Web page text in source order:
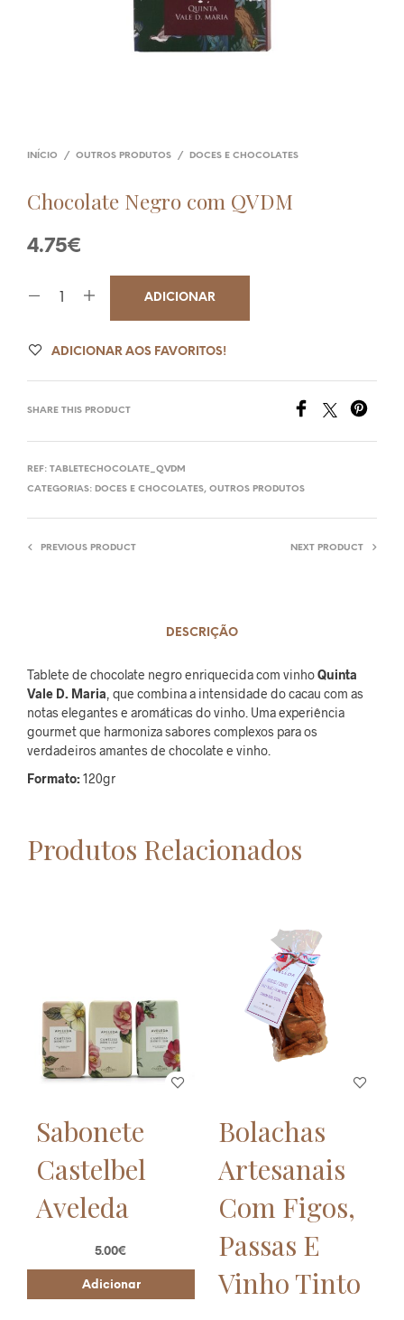
INÍCIO / OUTROS PRODUTOS / DOCES E CHOCOLATES
Chocolate Negro com QVDM
4.75€
ADICIONAR
ADICIONAR AOS FAVORITOS!
SHARE THIS PRODUCT
REF: TABLETECHOCOLATE_QVDM
CATEGORIAS: DOCES E CHOCOLATES, OUTROS PRODUTOS
PREVIOUS PRODUCT NEXT PRODUCT
DESCRIÇÃO
Tablete de chocolate negro enriquecida com vinhoQuinta
Vale D. Maria , que combina a intensidade do cacau com as
notas elegantes e aromáticas do vinho. Uma experiência
gourmet que harmoniza sabores complexos para os
verdadeiros amantes de chocolate e vinho.
Formato:120gr
Produtos Relacionados
Sabonete
Castelbel
Aveleda
5.00€
Adicionar
Bolachas
Artesanais
Com Figos,
Passas E
Vinho Tinto